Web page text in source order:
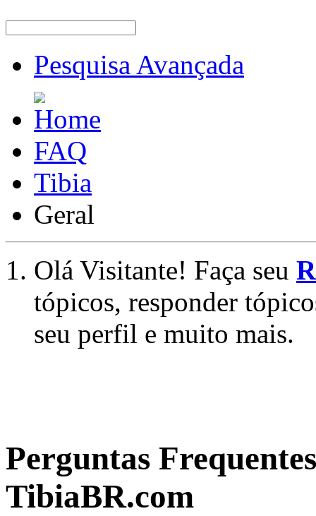
Pesquisa Avançada
FAQ
Tibia
Geral
Olá Visitante! Faça seu
tópicos, responder
seu perfil e muito mais.
Perguntas
TibiaBR.com